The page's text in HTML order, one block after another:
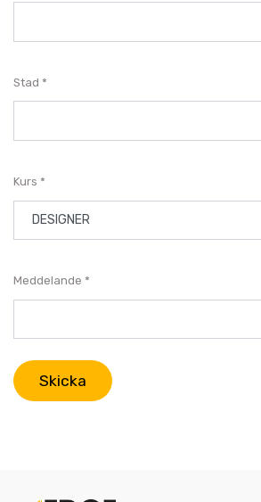
Stad
Kurs
Meddelande
Skicka